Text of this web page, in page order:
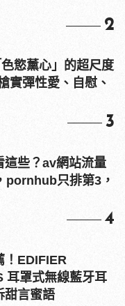
2
慾薰心」的超尺度
實彈性愛、自慰、
3
這些？av網站流量
pornhub只排第3，
4
！EDIFIER
耳罩式無線藍牙耳
甜言蜜語